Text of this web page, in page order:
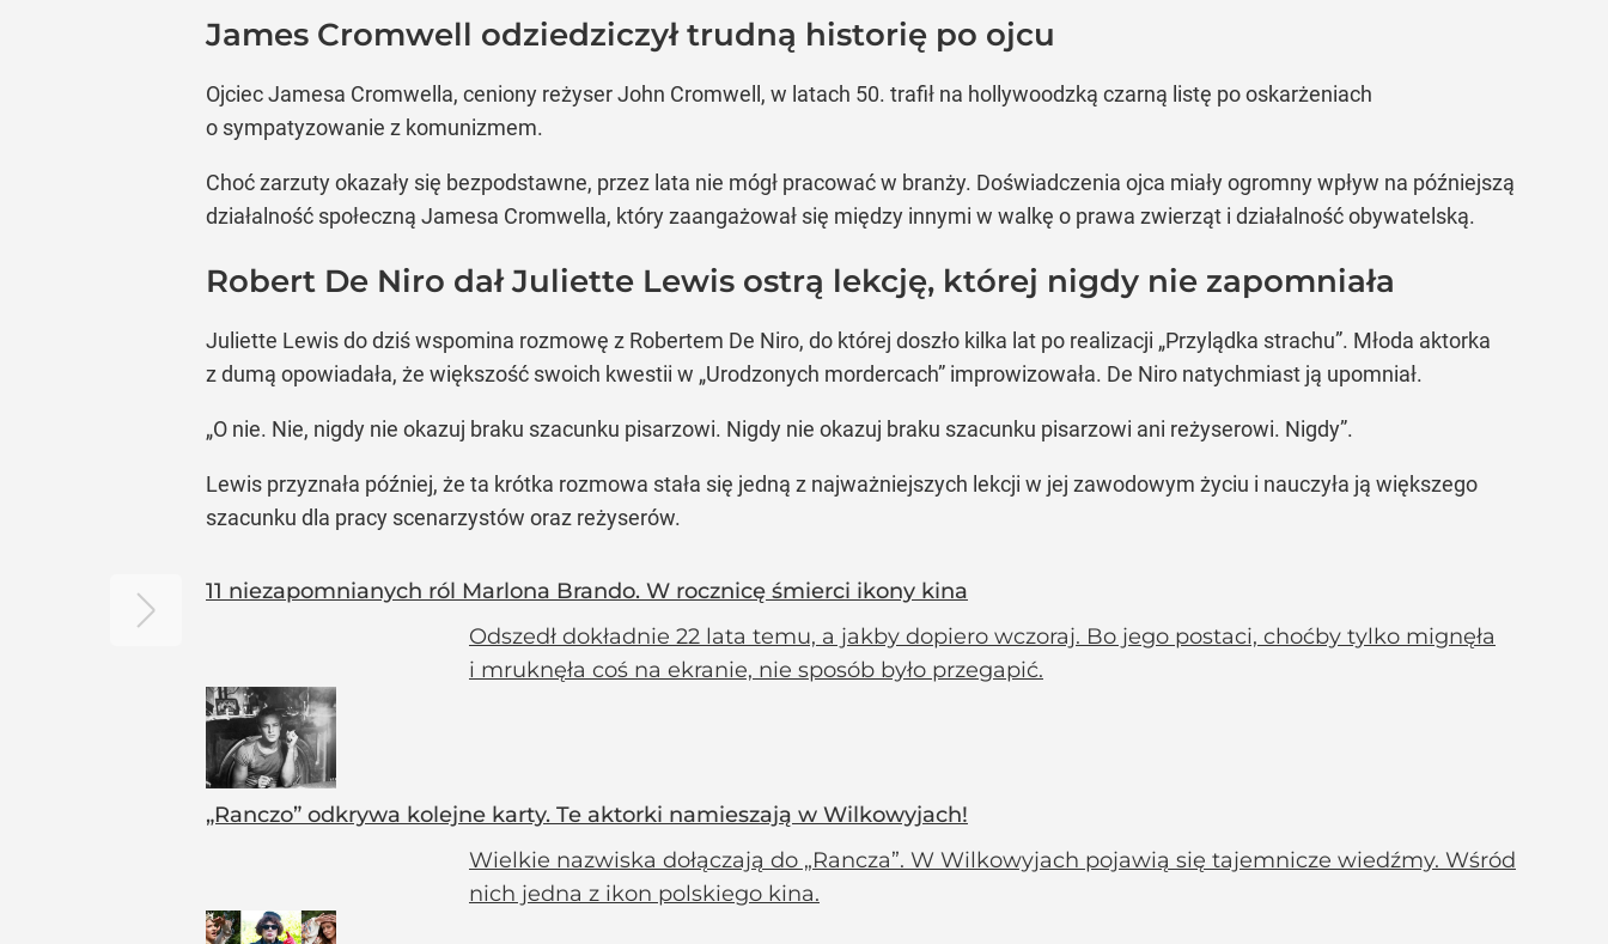
James Cromwell odziedziczył trudną historię po ojcu
Ojciec Jamesa Cromwella, ceniony reżyser John Cromwell, w latach 50. trafił na hollywoodzką czarną listę po oskarżeniach
o sympatyzowanie z komunizmem.
Choć zarzuty okazały się bezpodstawne, przez lata nie mógł pracować w branży. Doświadczenia ojca miały ogromny wpływ na późniejszą
działalność społeczną Jamesa Cromwella, który zaangażował się między innymi w walkę o prawa zwierząt i działalność obywatelską.
Robert De Niro dał Juliette Lewis ostrą lekcję, której nigdy nie zapomniała
Juliette Lewis do dziś wspomina rozmowę z Robertem De Niro, do której doszło kilka lat po realizacji „Przylądka strachu”. Młoda aktorka
z dumą opowiadała, że większość swoich kwestii w „Urodzonych mordercach” improwizowała. De Niro natychmiast ją upomniał.
„O nie. Nie, nigdy nie okazuj braku szacunku pisarzowi. Nigdy nie okazuj braku szacunku pisarzowi ani reżyserowi. Nigdy”.
Lewis przyznała później, że ta krótka rozmowa stała się jedną z najważniejszych lekcji w jej zawodowym życiu i nauczyła ją większego
szacunku dla pracy scenarzystów oraz reżyserów.
11 niezapomnianych ról Marlona Brando. W rocznicę śmierci ikony kina
Odszedł dokładnie 22 lata temu, a jakby dopiero wczoraj. Bo jego postaci, choćby tylko mignęła
i mruknęła coś na ekranie, nie sposób było przegapić.
„Ranczo” odkrywa kolejne karty. Te aktorki namieszają w Wilkowyjach!
Wielkie nazwiska dołączają do „Rancza”. W Wilkowyjach pojawią się tajemnicze wiedźmy. Wśród
nich jedna z ikon polskiego kina.